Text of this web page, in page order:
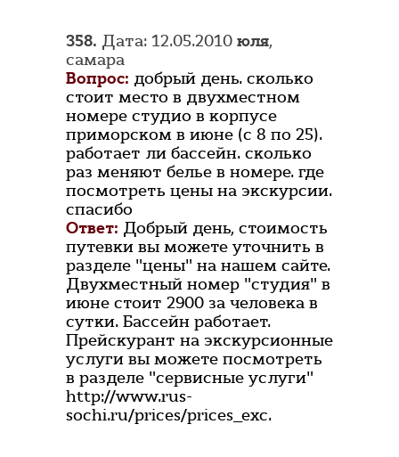
358. Дата: 12.05.2010 юля,
самара
Вопрос: добрый день. сколько
стоит место в двухместном
номере студио в корпусе
приморском в июне (с 8 по 25).
работает ли бассейн. сколько
раз меняют белье в номере. где
посмотреть цены на экскурсии.
спасибо
Ответ: Добрый день, стоимость
путевки вы можете уточнить в
разделе "цены" на нашем сайте.
Двухместный номер "студия" в
июне стоит 2900 за человека в
сутки. Бассейн работает.
Прейскурант на экскурсионные
услуги вы можете посмотреть
в разделе "сервисные услуги"
http://www.rus-
sochi.ru/prices/prices_exc.